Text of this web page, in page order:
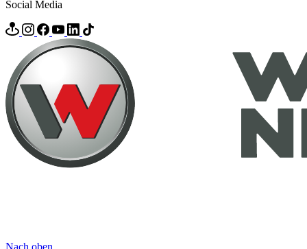
Social Media
Nach oben